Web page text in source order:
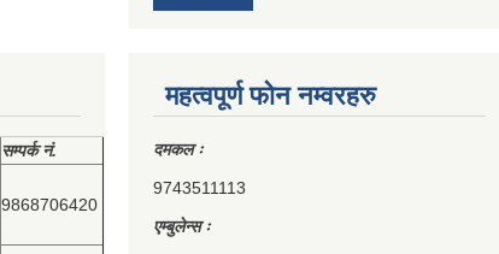
सम्‍पर्क नं.
9868706420
महत्वपूर्ण फोन नम्वरहरु
दमकल ः
9743511113
एम्बुलेन्स ः